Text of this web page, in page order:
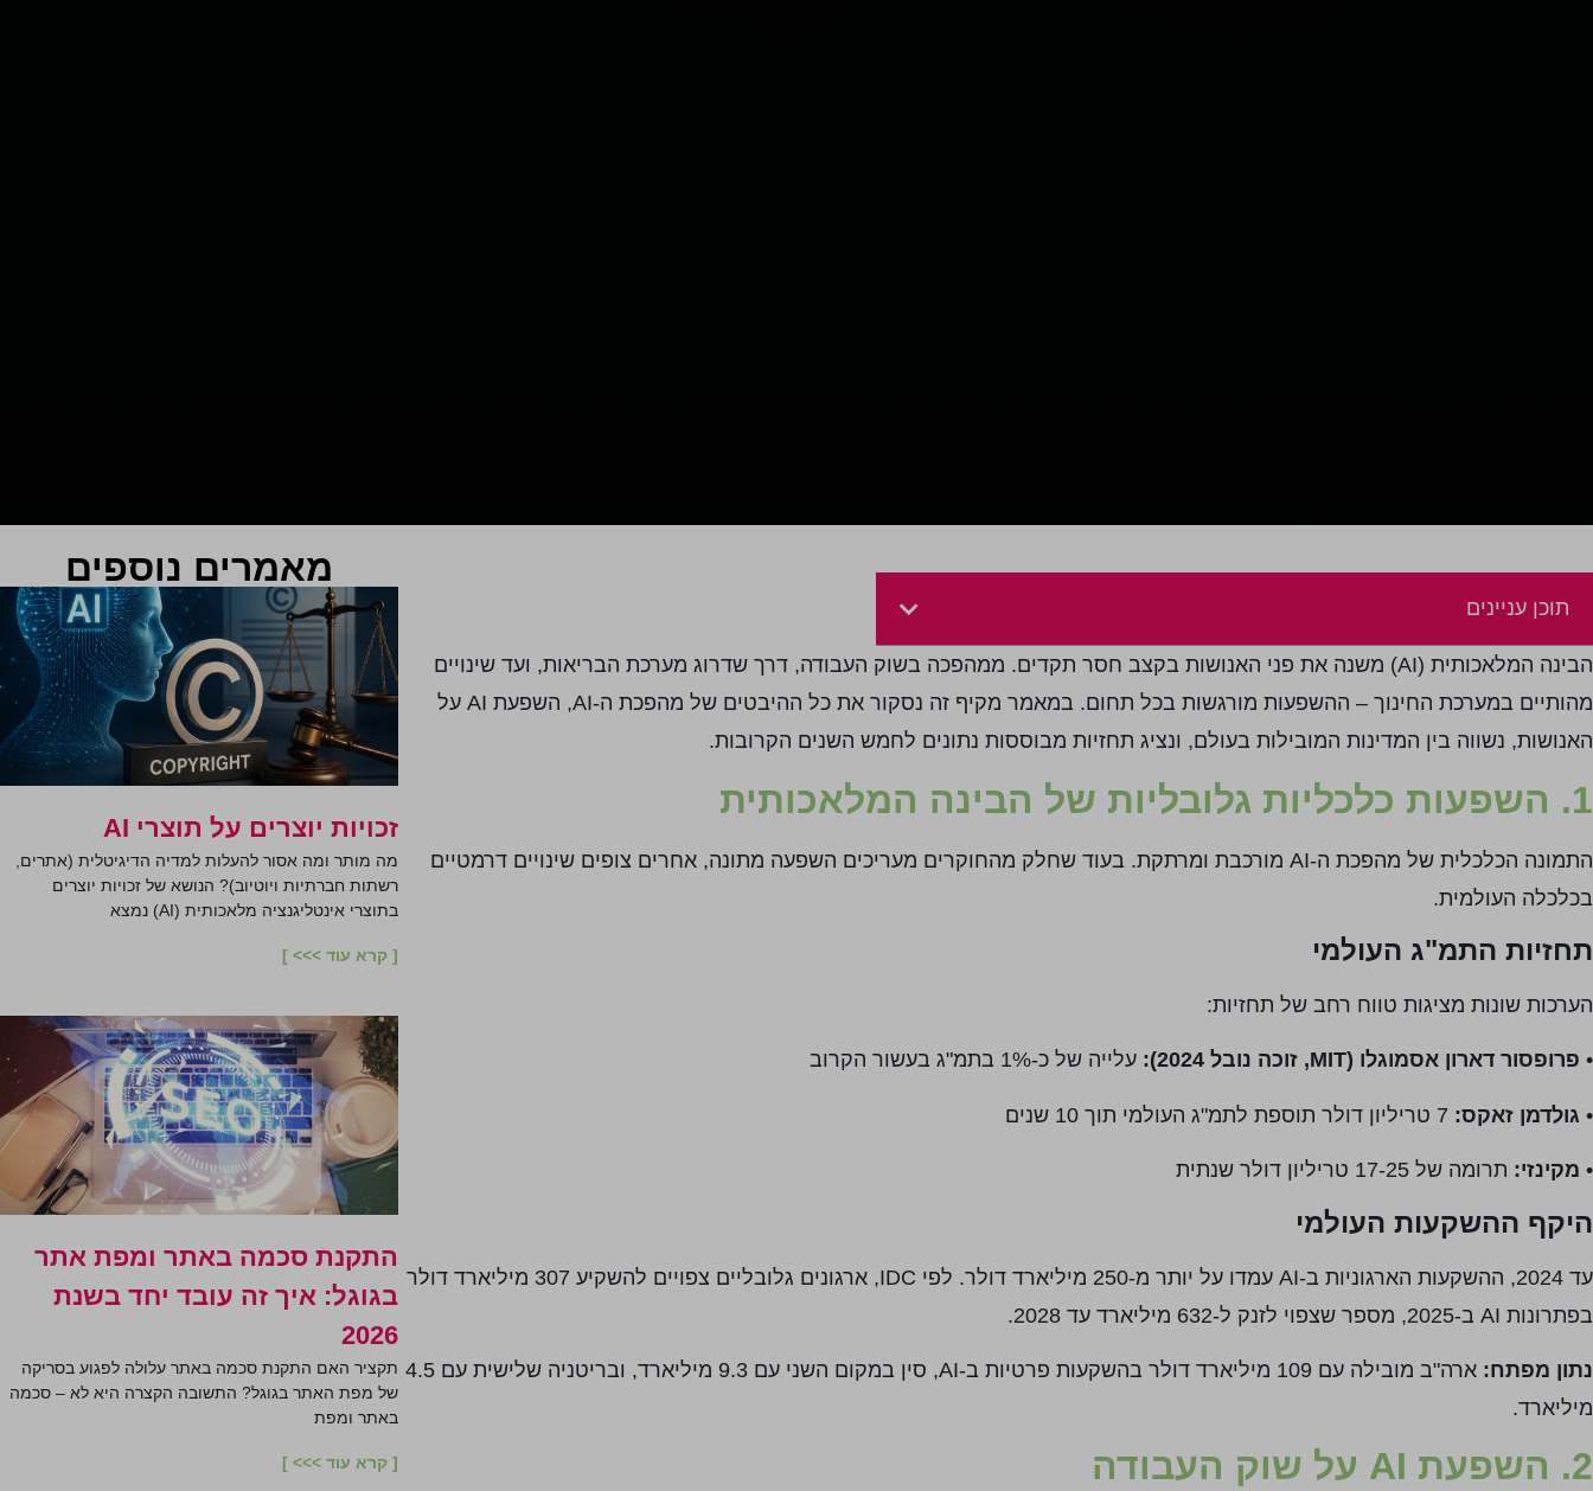
תוכן עניינים
הבינה המלאכותית (AI) משנה את פני האנושות בקצב חסר תקדים. ממהפכה בשוק העבודה, דרך שדרוג מערכת הבריאות, ועד שינויים
מהותיים במערכת החינוך – ההשפעות מורגשות בכל תחום. במאמר מקיף זה נסקור את כל ההיבטים של מהפכת ה-AI, השפעת AI על
האנושות, נשווה בין המדינות המובילות בעולם, ונציג תחזיות מבוססות נתונים לחמש השנים הקרובות.
1. השפעות כלכליות גלובליות של הבינה המלאכותית
התמונה הכלכלית של מהפכת ה-AI מורכבת ומרתקת. בעוד שחלק מהחוקרים מעריכים השפעה מתונה, אחרים צופים שינויים דרמטיים
בכלכלה העולמית.
תחזיות התמ"ג העולמי
הערכות שונות מציגות טווח רחב של תחזיות:
• פרופסור דארון אסמוגלו (MIT, זוכה נובל 2024): עלייה של כ-1% בתמ"ג בעשור הקרוב
• גולדמן זאקס: 7 טריליון דולר תוספת לתמ"ג העולמי תוך 10 שנים
• מקינזי: תרומה של 17-25 טריליון דולר שנתית
היקף ההשקעות העולמי
עד 2024, ההשקעות הארגוניות ב-AI עמדו על יותר מ-250 מיליארד דולר. לפי IDC, ארגונים גלובליים צפויים להשקיע 307 מיליארד דולר
בפתרונות AI ב-2025, מספר שצפוי לזנק ל-632 מיליארד עד 2028.
נתון מפתח:
ארה"ב מובילה עם 109 מיליארד דולר בהשקעות פרטיות ב-AI, סין במקום השני עם 9.3 מיליארד, ובריטניה שלישית עם 4.5
מיליארד.
2. השפעת AI על שוק העבודה
מאמרים נוספים
זכויות יוצרים על תוצרי AI
מה מותר ומה אסור להעלות למדיה הדיגיטלית (אתרים,
רשתות חברתיות ויוטיוב)? הנושא של זכויות יוצרים
בתוצרי אינטליגנציה מלאכותית (AI) נמצא
[ קרא עוד >>> ]
התקנת סכמה באתר ומפת אתר
בגוגל: איך זה עובד יחד בשנת
2026
תקציר האם התקנת סכמה באתר עלולה לפגוע בסריקה
של מפת האתר בגוגל? התשובה הקצרה היא לא – סכמה
באתר ומפת
[ קרא עוד >>> ]